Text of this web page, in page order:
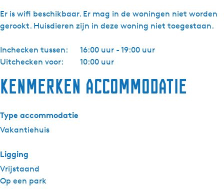
Er is wifi beschikbaar. Er mag in de woningen niet worden
gerookt. Huisdieren zijn in deze woning niet toegestaan.
Inchecken tussen:
16:00 uur - 19:00 uur
Uitchecken voor:
10:00 uur
Kenmerken accommodatie
Type accommodatie
Vakantiehuis
Ligging
Vrijstaand
Op een park